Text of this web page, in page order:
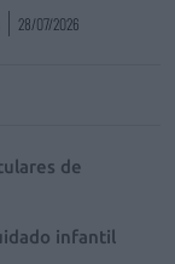
28/07/2026
de
infantil